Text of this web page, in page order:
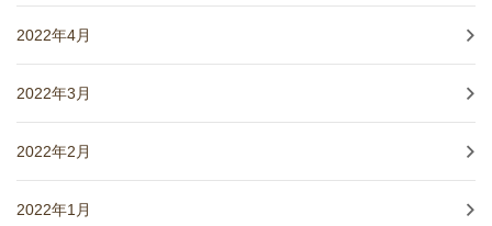
2022年4月
2022年3月
2022年2月
2022年1月